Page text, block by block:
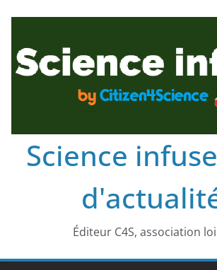
Science
Éditeur C4S, association loi